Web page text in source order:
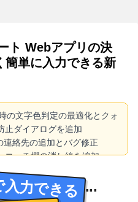
ト Webアプリの決
簡単に入力できる新
の文字色判定の最適化とクォ
止ダイアログを追加
絡先の追加とバグ修正
ーチ欄の消し線を追加
ッグ＆ドロップの不具合解
用レイアウトの最適化
力できる ...